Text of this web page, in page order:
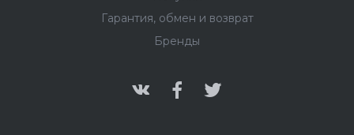
Гарантия, обмен и возврат
Бренды